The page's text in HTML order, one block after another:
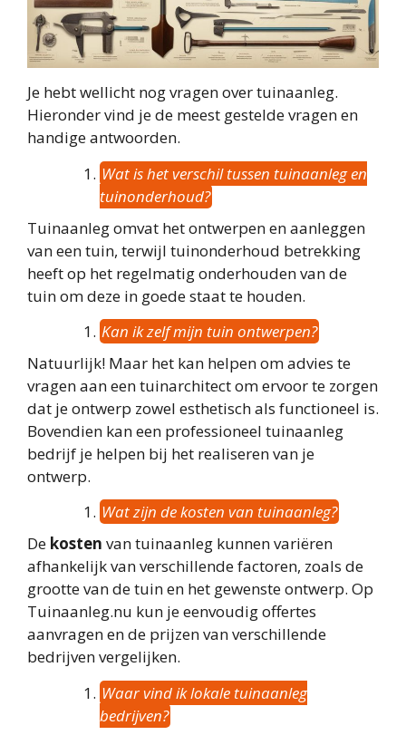
Je hebt wellicht nog vragen over tuinaanleg.
Hieronder vind je de meest gestelde vragen en
handige antwoorden.
Wat is het verschil tussen tuinaanleg en
tuinonderhoud?
Tuinaanleg omvat het ontwerpen en aanleggen
van een tuin, terwijl tuinonderhoud betrekking
heeft op het regelmatig onderhouden van de
tuin om deze in goede staat te houden.
Kan ik zelf mijn tuin ontwerpen?
Natuurlijk! Maar het kan helpen om advies te
vragen aan een tuinarchitect om ervoor te zorgen
dat je ontwerp zowel esthetisch als functioneel is.
Bovendien kan een professioneel tuinaanleg
bedrijf je helpen bij het realiseren van je
ontwerp.
Wat zijn de kosten van tuinaanleg?
De kosten van tuinaanleg kunnen variëren
afhankelijk van verschillende factoren, zoals de
grootte van de tuin en het gewenste ontwerp. Op
Tuinaanleg.nu kun je eenvoudig offertes
aanvragen en de prijzen van verschillende
bedrijven vergelijken.
Waar vind ik lokale tuinaanleg
bedrijven?